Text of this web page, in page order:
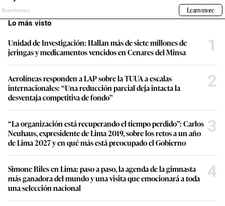
Lo más visto
Unidad de Investigación: Hallan más de siete millones de
jeringas y medicamentos vencidos en Cenares del Minsa
1
Aerolíneas responden a LAP sobre la TUUA a escalas
internacionales: “Una reducción parcial deja intacta la
desventaja competitiva de fondo”
2
“La organización está recuperando el tiempo perdido”: Carlos
Neuhaus, expresidente de Lima 2019, sobre los retos a un año
de Lima 2027 y en qué más está preocupado el Gobierno
3
Simone Biles en Lima: paso a paso, la agenda de la gimnasta
más ganadora del mundo y una visita que emocionará a toda
una selección nacional
4